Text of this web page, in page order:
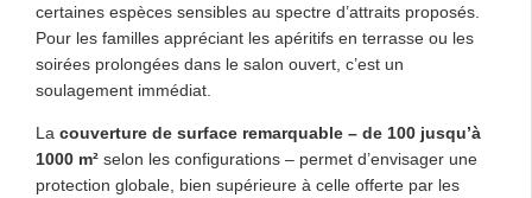
certaines espèces sensibles au spectre d’attraits proposés.
Pour les familles appréciant les apéritifs en terrasse ou les
soirées prolongées dans le salon ouvert, c’est un
soulagement immédiat.
La couverture de surface remarquable – de 100 jusqu’à
1000 m² selon les configurations – permet d’envisager une
protection globale, bien supérieure à celle offerte par les